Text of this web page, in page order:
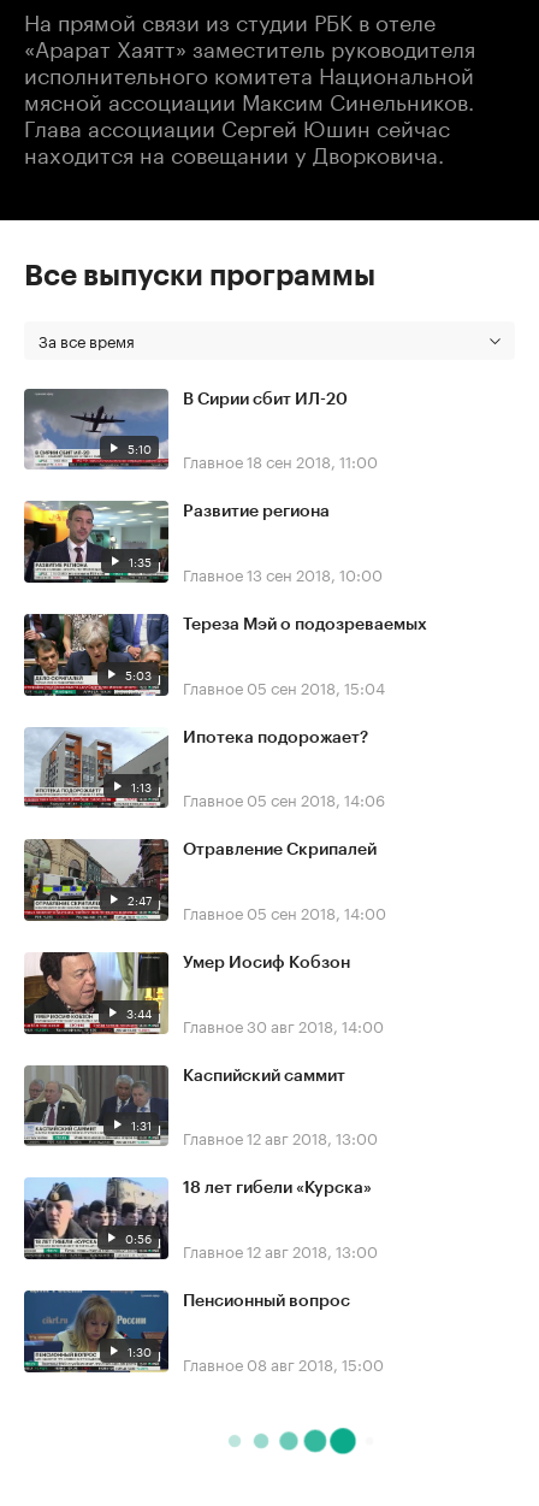
На прямой связи из студии РБК в отеле
«Арарат Хаятт» заместитель руководителя
исполнительного комитета Национальной
мясной ассоциации Максим Синельников.
Глава ассоциации Сергей Юшин сейчас
находится на совещании у Дворковича.
Все выпуски программы
За все время
5:10
В Сирии сбит ИЛ-20
Главное18 сен 2018, 11:00
1:35
Развитие региона
Главное13 сен 2018, 10:00
5:03
Тереза Мэй о подозреваемых
Главное 05 сен 2018, 15:04
1:13
Ипотека подорожает?
Главное 05 сен 2018, 14:06
2:47
Отравление Скрипалей
Главное 05 сен 2018, 14:00
3:44
Умер Иосиф Кобзон
Главное30 авг 2018, 14:00
1:31
Каспийский саммит
Главное12 авг 2018, 13:00
0:56
18 лет гибели «Курска»
Главное12 авг 2018, 13:00
1:30
Пенсионный вопрос
Главное 08 авг 2018, 15:00